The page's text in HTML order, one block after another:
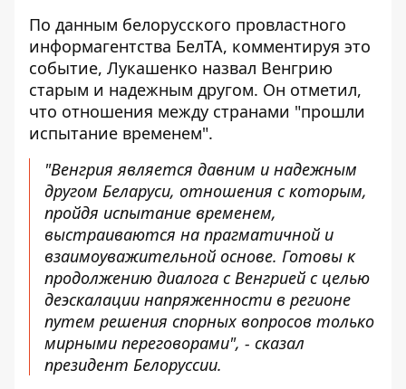
По данным белорусского провластного
информагентства БелТА, комментируя это
событие, Лукашенко назвал Венгрию
старым и надежным другом. Он отметил,
что отношения между странами "прошли
испытание временем".
"Венгрия является давним и надежным
другом Беларуси, отношения с которым,
пройдя испытание временем,
выстраиваются на прагматичной и
взаимоуважительной основе. Готовы к
продолжению диалога с Венгрией с целью
деэскалации напряженности в регионе
путем решения спорных вопросов только
мирными переговорами", - сказал
президент Белоруссии.